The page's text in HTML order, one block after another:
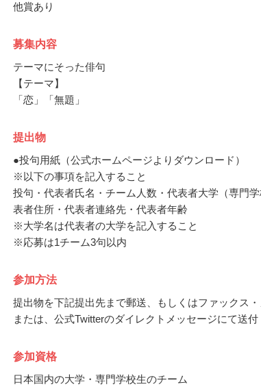
他賞あり
募集内容
テーマにそった俳句
【テーマ】
「恋」「無題」
提出物
●投句用紙（公式ホームページよりダウンロード）
※以下の事項を記入すること
投句・代表者氏名・チーム人数・代表者大学（専門
表者住所・代表者連絡先・代表者年齢
※大学名は代表者の大学を記入すること
※応募は1チーム3句以内
参加方法
提出物を下記提出先まで郵送、もしくはファックス
または、公式Twitterのダイレクトメッセージにて送付
参加資格
日本国内の大学・専門学校生のチーム